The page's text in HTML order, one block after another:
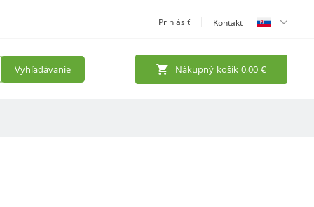
Prihlásiť Kontakt
Vyhľadávanie Nákupný košík 0,00 €